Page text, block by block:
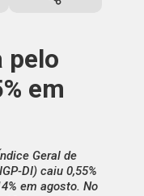
pelo
em
Geral de
DI) caiu 0,55%
em agosto. No